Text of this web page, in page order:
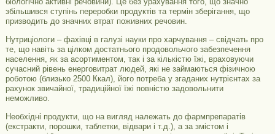
збільшився ступінь переробки продуктів та термін зберігання, що
призводить до значних втрат поживних речовин.
Нутриціологи – фахівці в галузі науки про харчування – свідчать про
те, що навіть за цілком достатнього продовольчого забезпечення
населення, як за асортиментом, так і за кількістю їжі, враховуючи
сучасний рівень енерговитрат людей, які не займаються фізичною
роботою (близько 2500 Ккал), його потреба у згаданих нутрієнтах за
рахунок звичайної, традиційної їжі повністю задовольнити
неможливо.
Необхідні продукти, що на вигляд належать до фармпрепаратів
(екстракти, порошки, таблетки, відвари і т.д.), а за змістом і